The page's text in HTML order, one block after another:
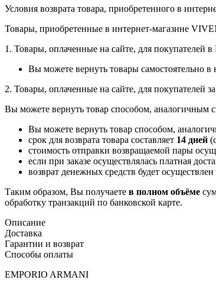
Условия возврата товара, приобретенного в
Товары, приобретенные в интернет-магазине
1. Товары, оплаченные на сайте, для
Вы можете вернуть товары самостоятельно
2. Товары, оплаченные на сайте, для
Вы можете вернуть товар способом, аналогичным
Вы можете вернуть товар способом,
срок для возврата товара составляет 14 дней
стоимость отправки возвращаемой пары
если при заказе осуществлялась платная
возврат денежных средств будет осуществлен
Таким образом, Вы получаете в полном объёме
обработку транзакций по банковской карте.
Описание
Доставка
Гарантии и возврат
Способы оплаты
EMPORIO ARMANI